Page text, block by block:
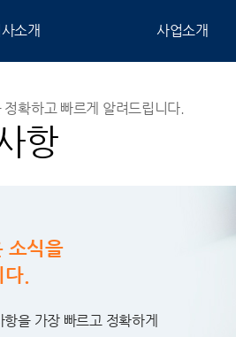
소개 사업소개
확하고 빠르게 알려드립니다.
항
소식을
.
을 가장 빠르고 정확하게